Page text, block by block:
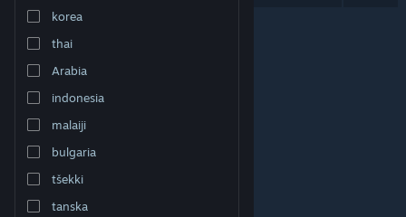
Hanki Steam-mobiilisovellus
Näytä työpöytäsivusto
korea
thai
Arabia
indonesia
malaiji
bulgaria
tšekki
tanska